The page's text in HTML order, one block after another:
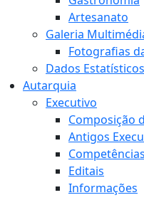
Artesanato
Galeria
Fotografias
Dados Estatísticos
Autarquia
Executivo
Composição
Antigos
Editais
Informações